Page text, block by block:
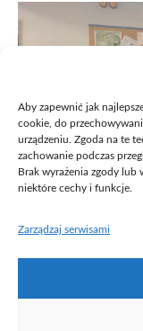
Aby zapewnić jak
cookie, do
urządzeniu. Zgoda na te
zachowanie podczas
Brak wyrażenia zgody lub
niektóre cechy i funkcje.
Zarządzaj serwisami